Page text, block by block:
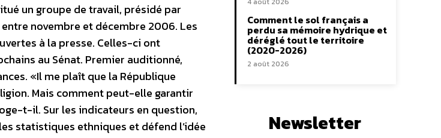
un groupe de travail, présidé par
novembre et décembre 2006. Les
à la presse. Celles-ci ont
au Sénat. Premier auditionné,
«Il me plaît que la République
Mais comment peut-elle garantir
t-il. Sur les indicateurs en question,
statistiques ethniques et défend l’idée
Comment le sol français a
perdu sa mémoire hydrique et
déréglé tout le territoire
(2020-2026)
2 août 2026
Newsletter